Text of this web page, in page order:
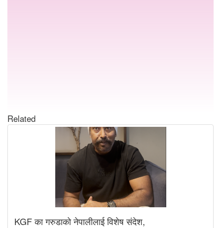
Related
KGF का गरुडाको नेपालीलाई विशेष संदेश,